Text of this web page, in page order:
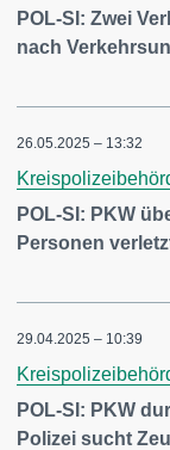
POL-SI: Zwei
nach
26.05.2025 – 13:32
POL-SI: PKW
Personen
29.04.2025 – 10:39
POL-SI: PKW
Polizei sucht